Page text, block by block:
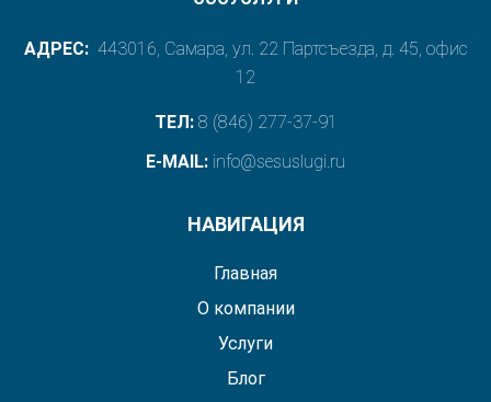
АДРЕС: 443016, Самара, ул. 22 Партсъезда, д. 45, офис
12
ТЕЛ: 8 (846) 277-37-91
E-MAIL: info@sesuslugi.ru
НАВИГАЦИЯ
Главная
О компании
Услуги
Блог